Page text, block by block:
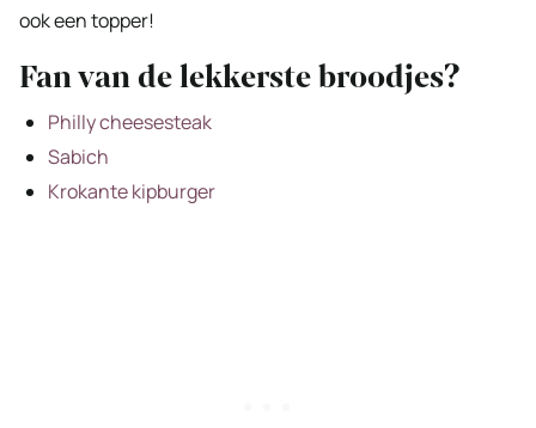
ook een topper!
Fan van de lekkerste broodjes?
Philly cheesesteak
Sabich
Krokante kipburger